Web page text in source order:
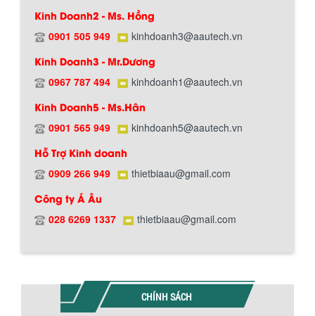
Kinh Doanh2 - Ms. Hồng
0901 505 949 kinhdoanh3@aautech.vn
Kinh Doanh3 - Mr.Dương
0967 787 494 kinhdoanh1@aautech.vn
Kinh Doanh5 - Ms.Hân
0901 565 949 kinhdoanh5@aautech.vn
Hỗ Trợ Kinh doanh
0909 266 949 thietbiaau@gmail.com
Công ty Á Âu
028 6269 1337 thietbiaau@gmail.com
CHÍNH SÁCH
tạo gồm 2 lớp inox và được dùng để
làm giảm nhiệt độ của nguyên...
Máy trộn bột khô 500kg được thiết kế
thân bồn nằm ngang, với cánh trộn bột